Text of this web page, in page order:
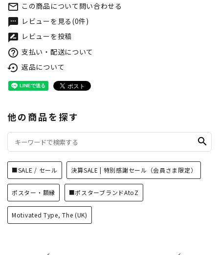
mail_outline この商品について問い合わせる
textsms レビューを見る(0件)
rate_review レビューを投稿
help_outline 支払い・配送について
settings_backup_restore 返品について
他の商品を探す
search
■SALE / セール 決算SALE | 特別感謝セール（会員さま限定）
ポスター・額縁 ■ポスターブランドAtoZ
Motivated Type, The (UK)